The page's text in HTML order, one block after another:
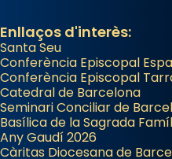
a la “Missa de les
Glòria”) fou
Manuel Blanch, amb
italianitzant;
pontifici, amb
duració aproximada
processó
Enllaços d'interès:
Santa Seu
Conferència Episcopal
Conferència Episcopal
Catedral de Barcelona
Seminari Conciliar de
Basílica de la Sagrada
Any Gaudí 2026
Càritas Diocesana de